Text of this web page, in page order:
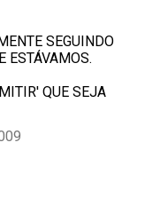
SEGUINDO
ESTÁVAMOS.
QUE SEJA